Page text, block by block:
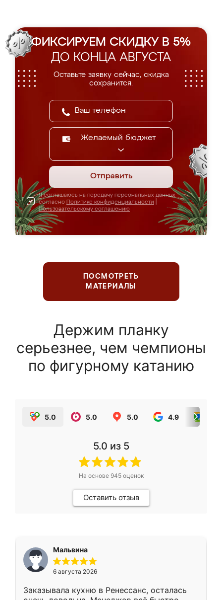
ФИКСИРУЕМ СКИДКУ В 5%
ДО КОНЦА АВГУСТА
Оставьте заявку сейчас, скидка
сохранится.
Желаемый бюджет
Отправить
Я соглашаюсь на передачу персональных данных
согласно Политике конфиденциальности
Пользовательскому соглашению
ПОСМОТРЕТЬ
МАТЕРИАЛЫ
Держим планку
серьезнее, чем чемпионы
по фигурному катанию
5.0 5.0 5.0 4.9
5.0 из 5
На основе 945оценок
Оставить отзыв
Мальвина
6 августа 2026
Заказывала кухню в Ренессанс, осталась